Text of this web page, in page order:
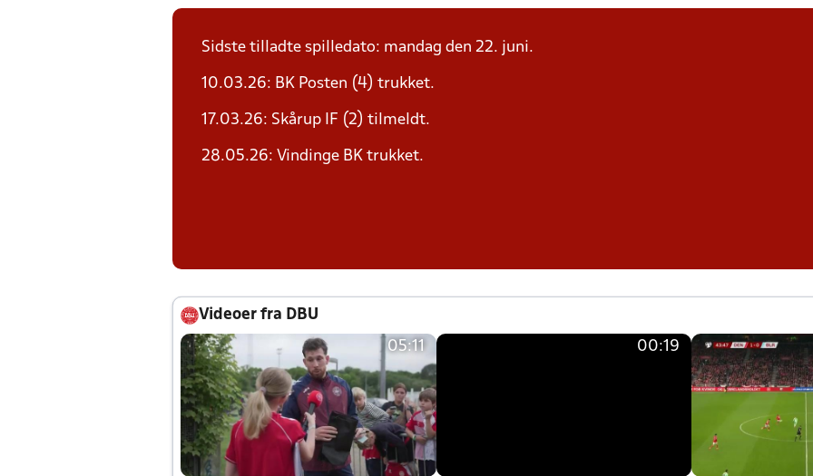
Sidste tilladte spilledato: mandag den 22. juni.
10.03.26: BK Posten (4) trukket.
17.03.26: Skårup IF (2) tilmeldt.
28.05.26: Vindinge BK trukket.
Videoer fra DBU
05:11 00:19